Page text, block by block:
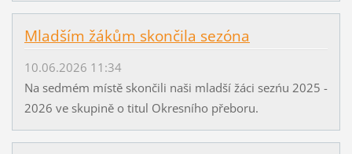
Mladším žákům skončila sezóna
10.06.2026 11:34
Na sedmém místě skončili naši mladší žáci sezńu 2025 -
2026 ve skupině o titul Okresního přeboru.